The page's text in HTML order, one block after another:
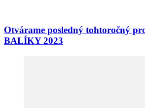
Otvárame posledný tohtoročný
BALÍKY 2023